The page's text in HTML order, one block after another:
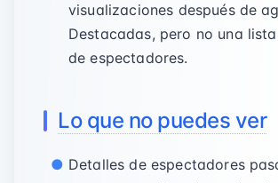
visualizaciones después de
Destacadas, pero no una
de espectadores.
Lo que no puedes ver
Detalles de espectadores